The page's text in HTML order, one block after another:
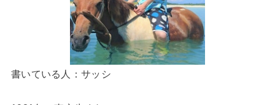
書いている人：サッシ